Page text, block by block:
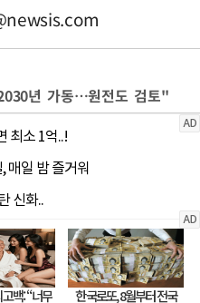
년 가동…원전도 검토"